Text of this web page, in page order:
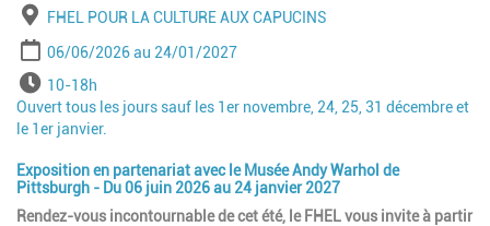
Lieu
FHEL POUR LA CULTURE AUX CAPUCINS
Période
Date de début
06/06/2026 Date de fin
24/01/2027
Horaires10-18h
Ouvert tous les jours sauf les 1er novembre, 24, 25, 31 décembre et
le 1er janvier.
Exposition en partenariat avec le Musée Andy Warhol de
Pittsburgh - Du 06 juin 2026 au 24 janvier 2027
Rendez-vous incontournable de cet été, le FHEL vous invite à partir